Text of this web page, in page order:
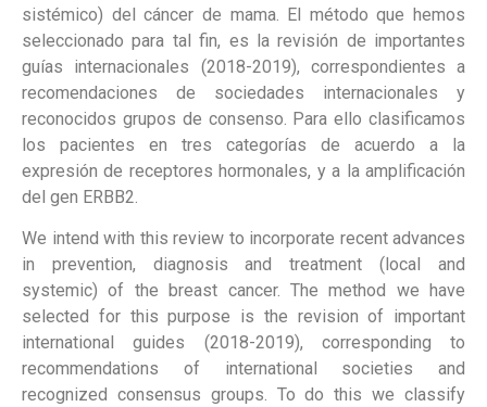
sistémico) del cáncer de mama. El método que hemos
seleccionado para tal fin, es la revisión de importantes
guías internacionales (2018-2019), correspondientes a
recomendaciones de sociedades internacionales y
reconocidos grupos de consenso. Para ello clasificamos
los pacientes en tres categorías de acuerdo a la
expresión de receptores hormonales, y a la amplificación
del gen ERBB2.
We intend with this review to incorporate recent advances
in prevention, diagnosis and treatment (local and
systemic) of the breast cancer. The method we have
selected for this purpose is the revision of important
international guides (2018-2019), corresponding to
recommendations of international societies and
recognized consensus groups. To do this we classify